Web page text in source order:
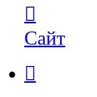
пользователя
Ксения
Сайт